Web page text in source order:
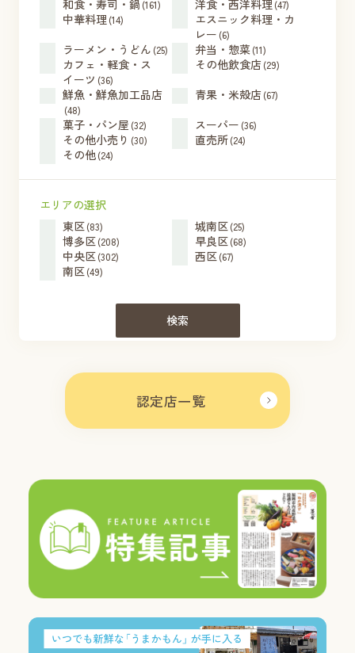
認定店一覧
和食・寿司・鍋 (161) 洋食・西洋料理 (47)
中華料理 (14)
エスニック料理・カ
レー (6)
ラーメン・うどん (25) 弁当・惣菜(11)
カフェ・軽食・ス
イーツ (36)
その他飲食店(29)
鮮魚・鮮魚加工品店
(48)
青果・米殻店(67)
菓子・パン屋 (32) スーパー (36)
その他小売り (30) 直売所(24)
その他(24)
エリアの選択
東区(83) 城南区(25)
博多区(208) 早良区(68)
中央区(302) 西区(67)
南区(49)
検索